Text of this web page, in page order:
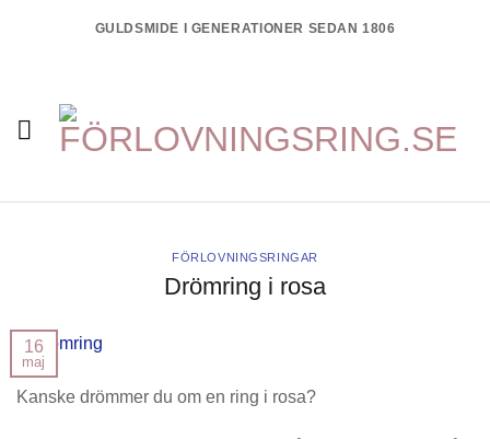
GULDSMIDE I GENERATIONER SEDAN 1806
FÖRLOVNINGSRINGAR
Drömring i rosa
16
maj
Kanske drömmer du om en ring i rosa?